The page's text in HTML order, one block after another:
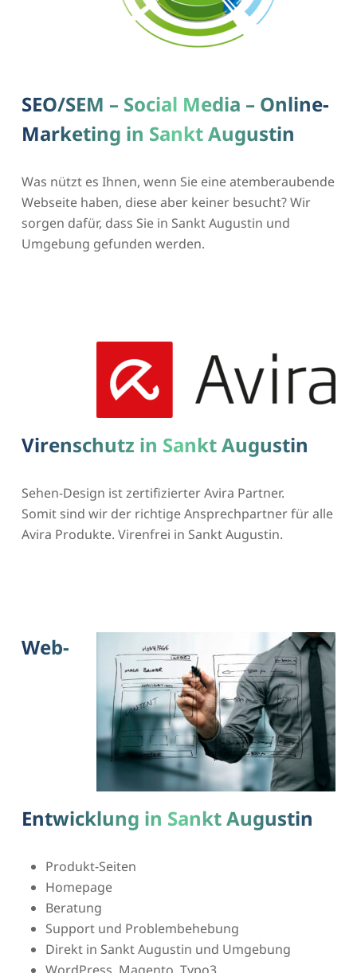
SEO/SEM – Social Media – Online-
Marketing in Sankt Augustin
Was nützt es Ihnen, wenn Sie eine atemberaubende
Webseite haben, diese aber keiner besucht? Wir
sorgen dafür, dass Sie in Sankt Augustin und
Umgebung gefunden werden.
Virenschutz in Sankt Augustin
Sehen-Design ist zertifizierter Avira Partner.
Somit sind wir der richtige Ansprechpartner für alle
Avira Produkte. Virenfrei in Sankt Augustin.
Web-
Entwicklung in Sankt Augustin
Produkt-Seiten
Homepage
Beratung
Support und Problembehebung
Direkt in Sankt Augustin und Umgebung